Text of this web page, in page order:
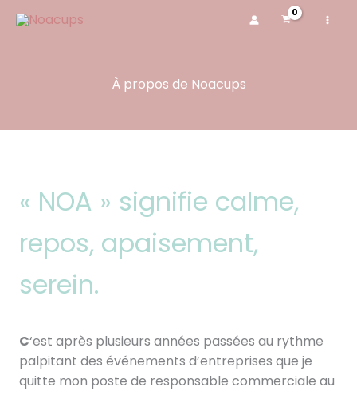
Aller
À propos de Noacups
« NOA » signifie calme,
repos, apaisement,
serein.
C‘est après plusieurs années passées au rythme
palpitant des événements d’entreprises que je
quitte mon poste de responsable commerciale au